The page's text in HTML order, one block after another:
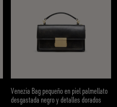
Venezia Bag pequeño en piel palmellato
desgastada negro y detalles dorados